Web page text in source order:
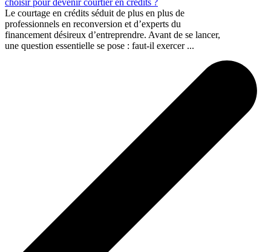
choisir pour devenir courtier en crédits ?
Le courtage en crédits séduit de plus en plus de
professionnels en reconversion et d’experts du
financement désireux d’entreprendre. Avant de se lancer,
une question essentielle se pose : faut-il exercer ...